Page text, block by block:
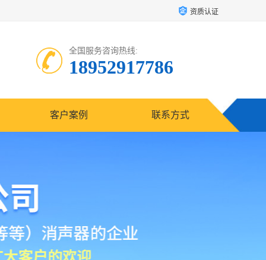
资质认证
全国服务咨询热线:
18952917786
客户案例 联系方式